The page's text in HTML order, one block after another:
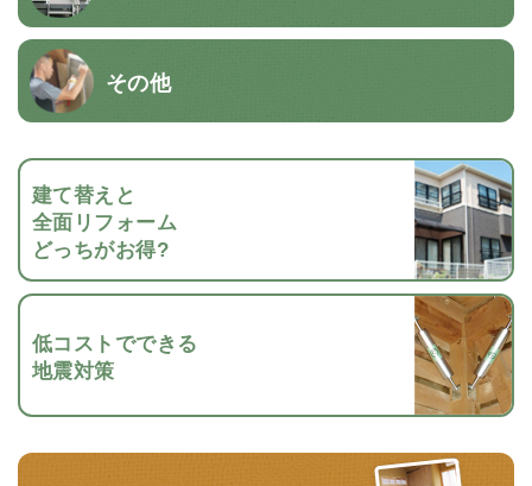
その他
建て替えと
全面リフォーム
どっちがお得?
低コストでできる
地震対策